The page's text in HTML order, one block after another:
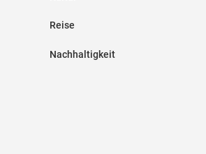
Reise
Nachhaltigkeit